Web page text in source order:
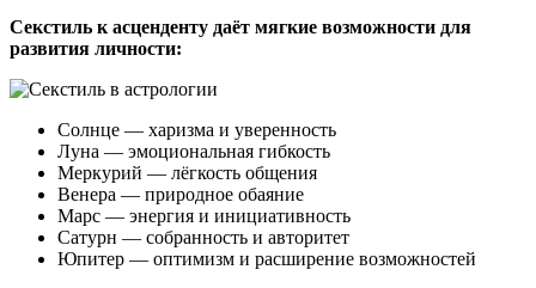
Секстиль к асценденту даёт мягкие возможности для
развития личности:
Солнце — харизма и уверенность
Луна — эмоциональная гибкость
Меркурий — лёгкость общения
Венера — природное обаяние
Марс — энергия и инициативность
Сатурн — собранность и авторитет
Юпитер — оптимизм и расширение возможностей